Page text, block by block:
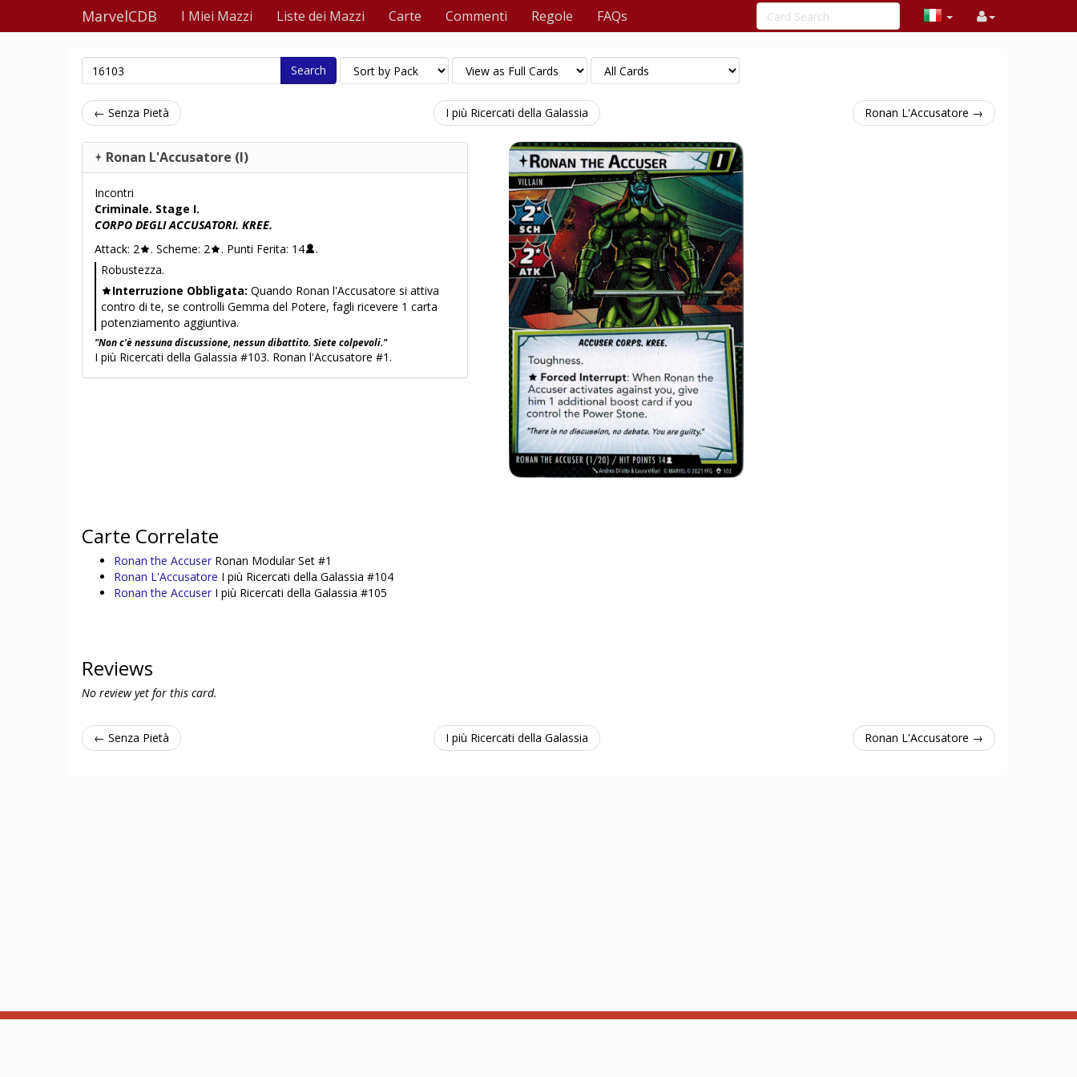
MarvelCDB I Miei Mazzi Liste dei Mazzi Carte Commenti Regole FAQs
Search
← Senza Pietà I più Ricercati della Galassia Ronan L'Accusatore →
Ronan L'Accusatore (I)
Incontri
Criminale. Stage I.
CORPO DEGLI ACCUSATORI. KREE.
Attack: 2
. Scheme: 2 . Punti Ferita: 14
.
Robustezza.
Interruzione Obbligata: Quando Ronan l'Accusatore si attiva
contro di te, se controlli Gemma del Potere, fagli ricevere 1 carta
potenziamento aggiuntiva.
"Non c'è nessuna discussione, nessun dibattito. Siete colpevoli."
I più Ricercati della Galassia #103. Ronan l'Accusatore #1.
Carte Correlate
Ronan the Accuser Ronan Modular Set #1
Ronan L'Accusatore I più Ricercati della Galassia #104
Ronan the Accuser I più Ricercati della Galassia #105
Reviews
No review yet for this card.
← Senza Pietà I più Ricercati della Galassia Ronan L'Accusatore →